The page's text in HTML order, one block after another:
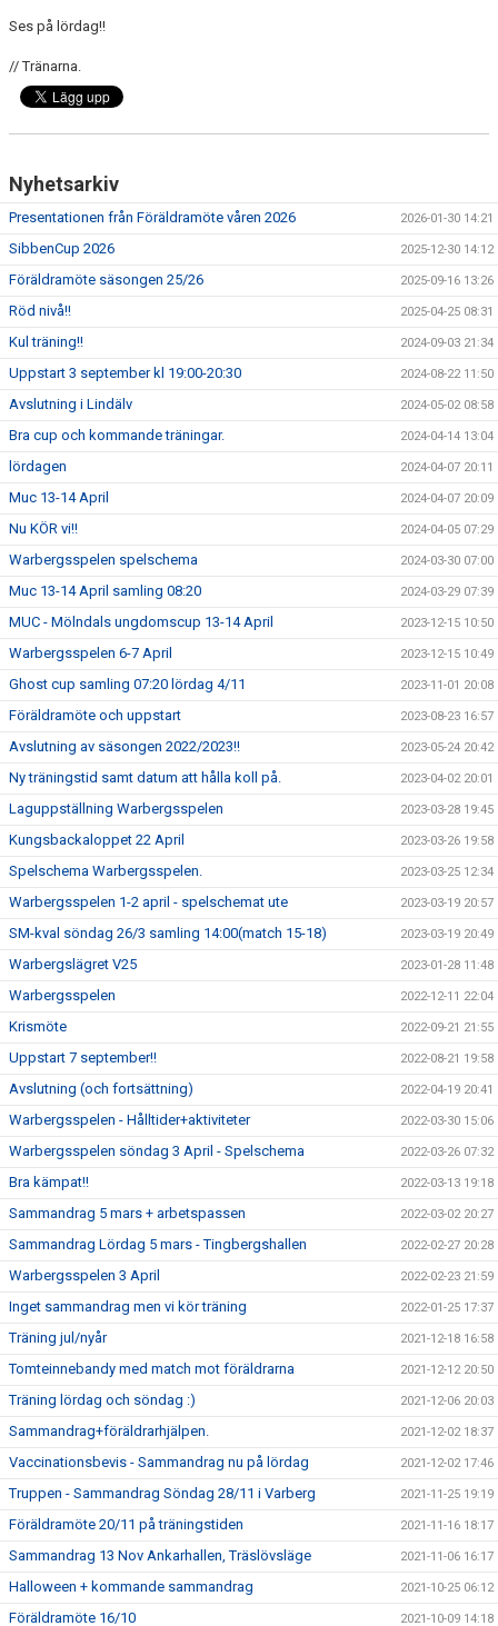
Ses på lördag!!
// Tränarna.
Nyhetsarkiv
Presentationen från Föräldramöte våren 2026 2026-01-30 14:21
SibbenCup 2026 2025-12-30 14:12
Föräldramöte säsongen 25/26 2025-09-16 13:26
Röd nivå!! 2025-04-25 08:31
Kul träning!! 2024-09-03 21:34
Uppstart 3 september kl 19:00-20:30 2024-08-22 11:50
Avslutning i Lindälv 2024-05-02 08:58
Bra cup och kommande träningar. 2024-04-14 13:04
lördagen 2024-04-07 20:11
Muc 13-14 April 2024-04-07 20:09
Nu KÖR vi!! 2024-04-05 07:29
Warbergsspelen spelschema 2024-03-30 07:00
Muc 13-14 April samling 08:20 2024-03-29 07:39
MUC - Mölndals ungdomscup 13-14 April 2023-12-15 10:50
Warbergsspelen 6-7 April 2023-12-15 10:49
Ghost cup samling 07:20 lördag 4/11 2023-11-01 20:08
Föräldramöte och uppstart 2023-08-23 16:57
Avslutning av säsongen 2022/2023!! 2023-05-24 20:42
Ny träningstid samt datum att hålla koll på. 2023-04-02 20:01
Laguppställning Warbergsspelen 2023-03-28 19:45
Kungsbackaloppet 22 April 2023-03-26 19:58
Spelschema Warbergsspelen. 2023-03-25 12:34
Warbergsspelen 1-2 april - spelschemat ute 2023-03-19 20:57
SM-kval söndag 26/3 samling 14:00(match 15-18) 2023-03-19 20:49
Warbergslägret V25 2023-01-28 11:48
Warbergsspelen 2022-12-11 22:04
Krismöte 2022-09-21 21:55
Uppstart 7 september!! 2022-08-21 19:58
Avslutning (och fortsättning) 2022-04-19 20:41
Warbergsspelen - Hålltider+aktiviteter 2022-03-30 15:06
Warbergsspelen söndag 3 April - Spelschema 2022-03-26 07:32
Bra kämpat!! 2022-03-13 19:18
Sammandrag 5 mars + arbetspassen 2022-03-02 20:27
Sammandrag Lördag 5 mars - Tingbergshallen 2022-02-27 20:28
Warbergsspelen 3 April 2022-02-23 21:59
Inget sammandrag men vi kör träning 2022-01-25 17:37
Träning jul/nyår 2021-12-18 16:58
Tomteinnebandy med match mot föräldrarna 2021-12-12 20:50
Träning lördag och söndag :) 2021-12-06 20:03
Sammandrag+föräldrarhjälpen. 2021-12-02 18:37
Vaccinationsbevis - Sammandrag nu på lördag 2021-12-02 17:46
Truppen - Sammandrag Söndag 28/11 i Varberg 2021-11-25 19:19
Föräldramöte 20/11 på träningstiden 2021-11-16 18:17
Sammandrag 13 Nov Ankarhallen, Träslövsläge 2021-11-06 16:17
Halloween + kommande sammandrag 2021-10-25 06:12
Föräldramöte 16/10 2021-10-09 14:18